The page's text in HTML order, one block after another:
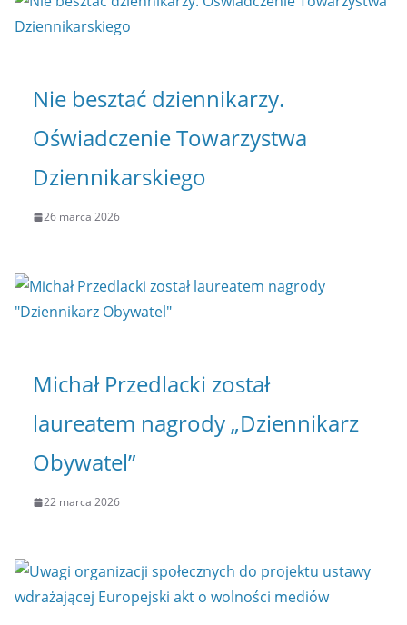
Nie besztać dziennikarzy.
Oświadczenie Towarzystwa
Dziennikarskiego
26 marca 2026
Michał Przedlacki został
laureatem nagrody „Dziennikarz
Obywatel”
22 marca 2026